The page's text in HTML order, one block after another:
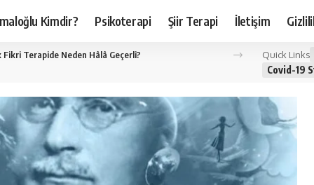
Kimdir? Psikoterapi Şiir Terapi İletişim
Fikri Terapide Neden Hâlâ Geçerli? Quick Links
Covid-19